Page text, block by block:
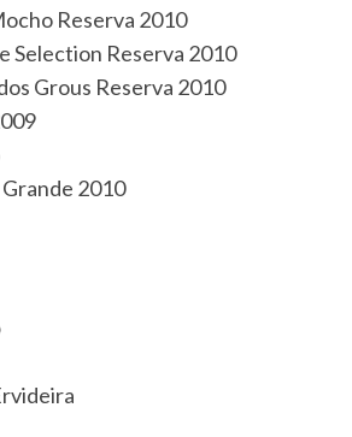
Reserva 2010
Selection Reserva 2010
Grous Reserva 2010
2010
S
r